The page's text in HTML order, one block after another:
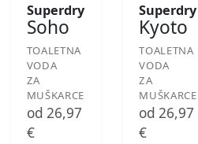
Superdry
Soho
TOALETNA
VODA
ZA
MUŠKARCE
od 26,97
€
Superdry
Kyoto
TOALETNA
VODA
ZA
MUŠKARCE
od 26,97
€